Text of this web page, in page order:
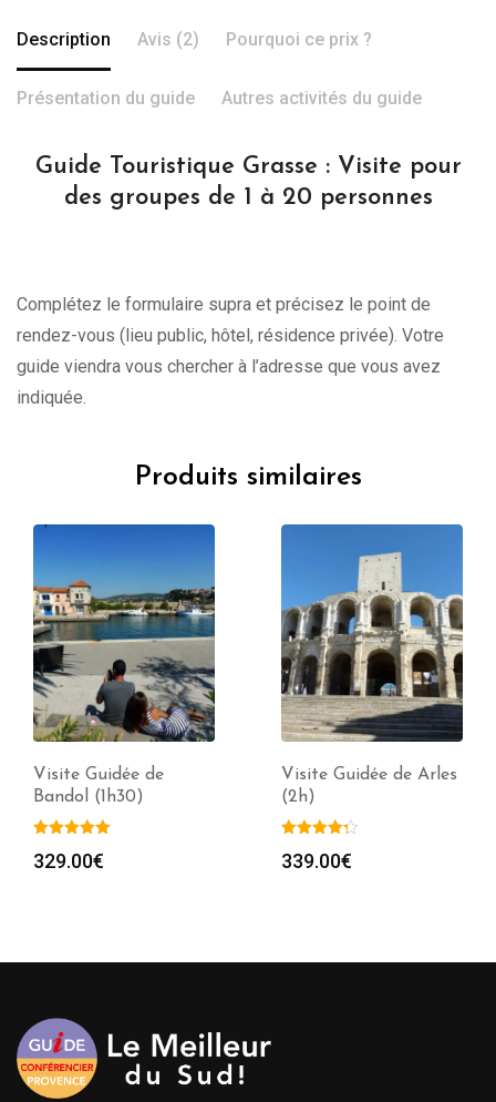
Description Avis (2) Pourquoi ce prix ?
Présentation du guide Autres activités du guide
Guide Touristique Grasse : Visite pour
des groupes de 1 à 20 personnes
Complétez le formulaire supra et précisez le point de
rendez-vous (lieu public, hôtel, résidence privée). Votre
guide viendra vous chercher à l’adresse que vous avez
indiquée.
Produits similaires
Visite Guidée de
Bandol (1h30)
329.00€
Visite Guidée de Arles
(2h)
339.00€